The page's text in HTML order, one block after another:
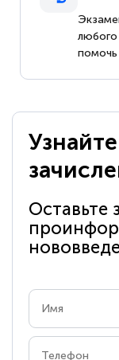
любого
помочь
Оставьте